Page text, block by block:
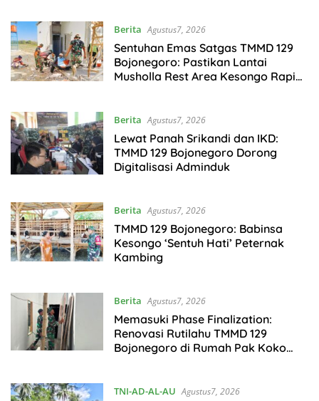
Berita Agustus7, 2026
Sentuhan Emas Satgas TMMD 129
Bojonegoro: Pastikan Lantai
Musholla Rest Area Kesongo Rapi
Berita Agustus7, 2026
Lewat Panah Srikandi dan IKD:
TMMD 129 Bojonegoro Dorong
Digitalisasi Adminduk
Berita Agustus7, 2026
TMMD 129 Bojonegoro: Babinsa
Kesongo ‘Sentuh Hati’ Peternak
Kambing
Berita Agustus7, 2026
Memasuki Phase Finalization:
Renovasi Rutilahu TMMD 129
Bojonegoro di Rumah Pak Koko
TNI-AD-AL-AU Agustus7, 2026